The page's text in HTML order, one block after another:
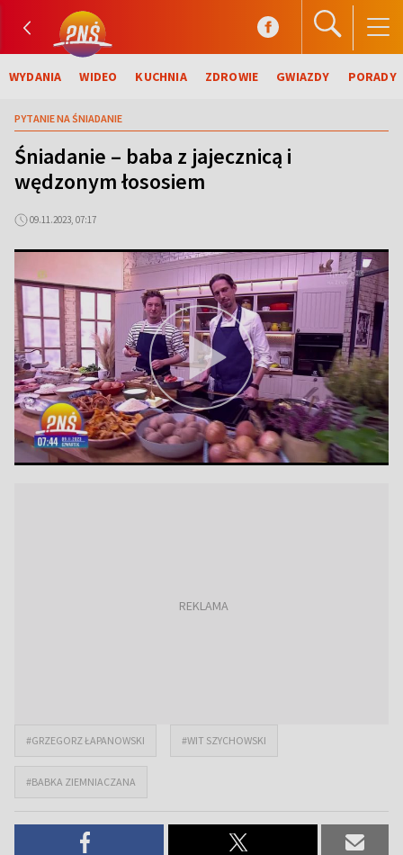
WYDANIA WIDEO KUCHNIA ZDROWIE GWIAZDY PORADY
PYTANIE NA ŚNIADANIE
Śniadanie – baba z jajecznicą i
wędzonym łososiem
09.11.2023, 07:17
#GRZEGORZ ŁAPANOWSKI #WIT SZYCHOWSKI
#BABKA ZIEMNIACZANA